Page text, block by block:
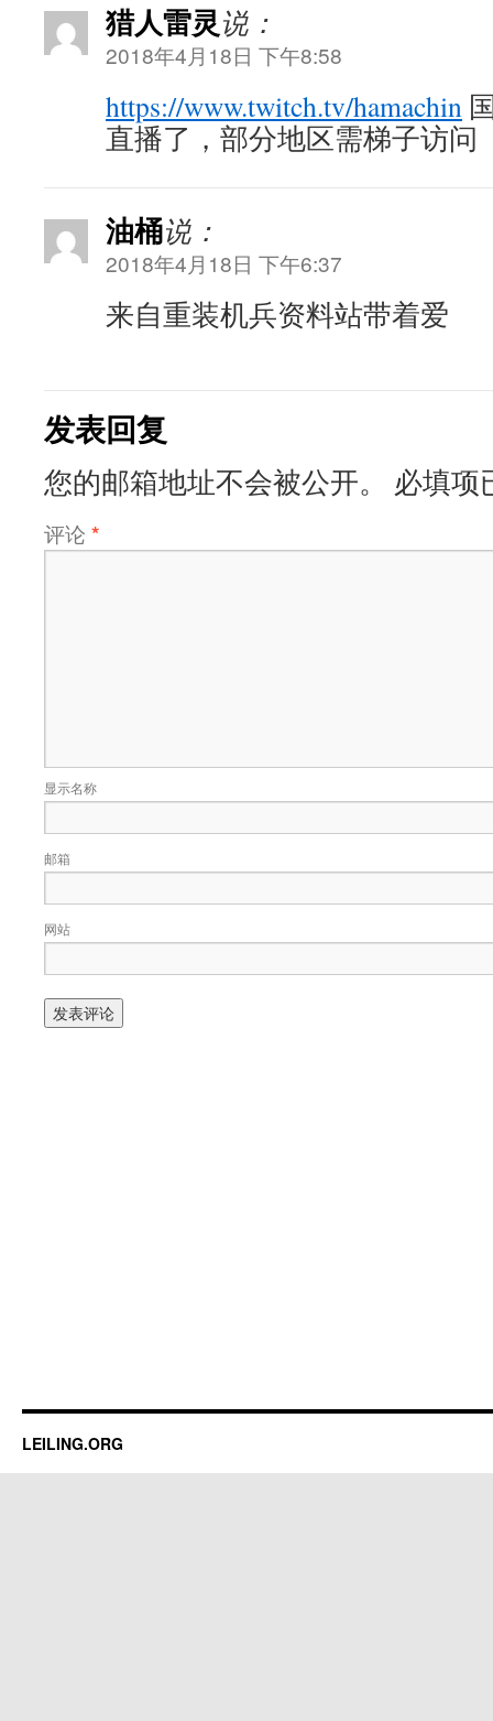
猎人雷灵说：
2018年4月18日 下午8:58
https://www.twitch.tv/hamachin
直播了，部分地区需梯子访问
油桶说：
2018年4月18日 下午6:37
来自重装机兵资料站带着爱
发表回复
您的邮箱地址不会被公开。 必填项
评论 *
显示名称
邮箱
网站
LEILING.ORG